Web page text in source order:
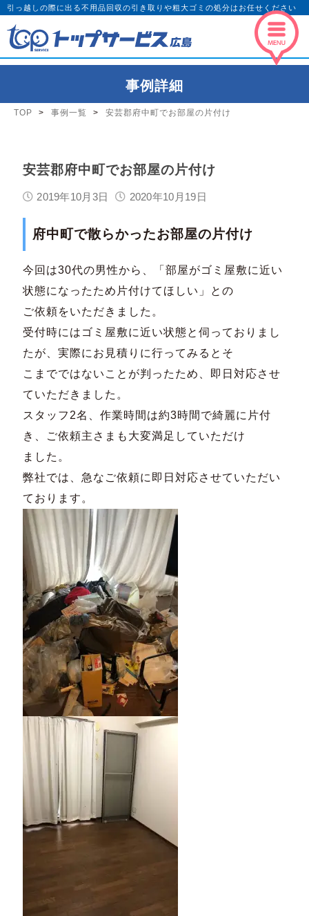
引っ越しの際に出る不用品回収の引き取りや粗大ゴミの処分はお任せください
事例詳細
TOP 事例一覧 安芸郡府中町でお部屋の片付け
安芸郡府中町でお部屋の片付け
2019年10月3日 2020年10月19日
府中町で散らかったお部屋の片付け
今回は30代の男性から、「部屋がゴミ屋敷に近い
状態になったため片付けてほしい」との
ご依頼をいただきました。
受付時にはゴミ屋敷に近い状態と伺っておりまし
たが、実際にお見積りに行ってみるとそ
こまでではないことが判ったため、即日対応させ
ていただきました。
スタッフ2名、作業時間は約3時間で綺麗に片付
き、ご依頼主さまも大変満足していただけ
ました。
弊社では、急なご依頼に即日対応させていただい
ております。